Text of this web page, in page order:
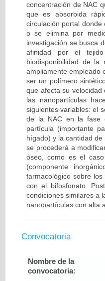
concentración de NAC
que es absorbida
circulación portal
o se elimina por
investigación se busca
afinidad por el
biodisponibilidad de la
ampliamente empleado
ser un polímero
que afecta su
las nanopartículas
siguientes variables: el
de la NAC en la fase
partícula (importante
hígado) y la cantidad
se procederá a
óseo, como es el
(componente
farmacológico sobre
con el bifosfonato.
condiciones similares a
nanopartículas con alta
Convocatoria
Nombre de la
convocatoria: